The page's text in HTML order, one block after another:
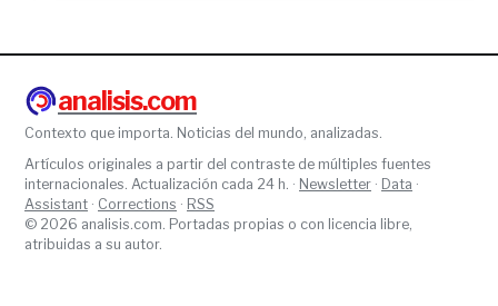
analisis.com
Contexto que importa. Noticias del mundo, analizadas.
Artículos originales a partir del contraste de múltiples fuentes
internacionales. Actualización cada 24 h. · Newsletter · Data ·
Assistant · Corrections · RSS
© 2026 analisis.com. Portadas propias o con licencia libre,
atribuidas a su autor.